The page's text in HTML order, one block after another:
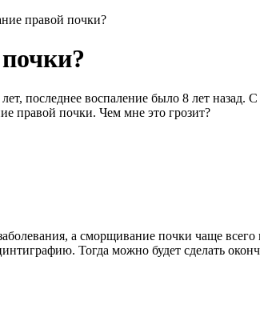
правой почки?
последнее воспаление было 8 лет назад.
правой почки. Чем мне это грозит?
а сморщивание почки чаще
Тогда можно будет сделать